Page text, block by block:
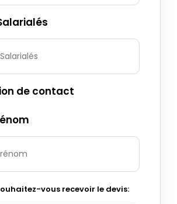
de contact
vous recevoir le devis: